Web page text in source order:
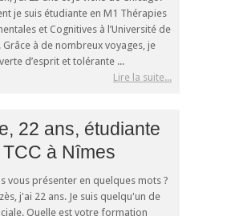
je suis étudiante en M1 Thérapies
et Cognitives à l’Université de
Grâce à de nombreux voyages, je
d’esprit et tolérante ...
Lire la suite...
22 ans, étudiante
à Nîmes
vous présenter en quelques mots ?
j'ai 22 ans. Je suis quelqu'un de
Quelle est votre formation